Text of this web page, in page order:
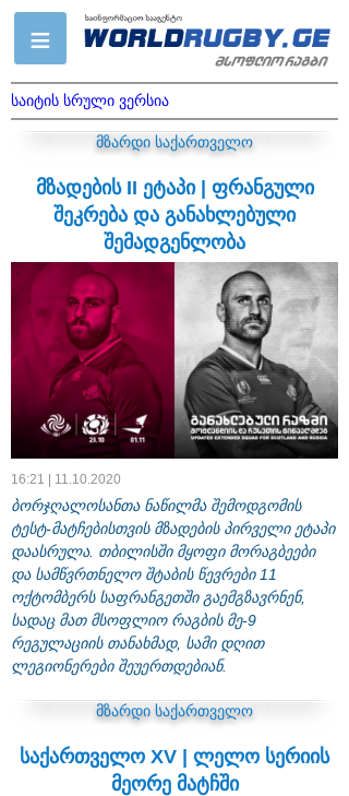
საიტის სრული ვერსია
მზარდი საქართველო
მზადების II ეტაპი | ფრანგული
შეკრება და განახლებული
შემადგენლობა
16:21 | 11.10.2020
ბორჯღალოსანთა ნაწილმა შემოდგომის
ტესტ-მატჩებისთვის მზადების პირველი ეტაპი
დაასრულა. თბილისში მყოფი მორაგბეები
და სამწვრთნელო შტაბის წევრები 11
ოქტომბერს საფრანგეთში გაემგზავრნენ,
სადაც მათ მსოფლიო რაგბის მე-9
რეგულაციის თანახმად, სამი დღით
ლეგიონერები შეუერთდებიან.
მზარდი საქართველო
საქართველო XV | ლელო სერიის
მეორე მატჩში